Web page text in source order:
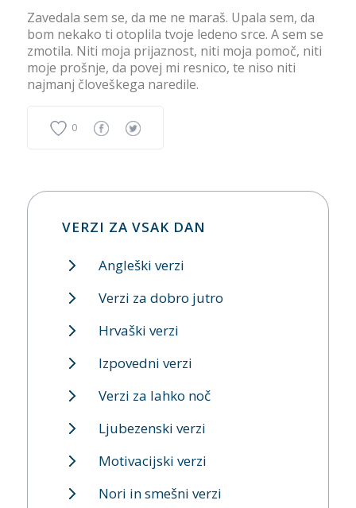
Zavedala sem se, da me ne maraš. Upala sem, da
bom nekako ti otoplila tvoje ledeno srce. A sem se
zmotila. Niti moja prijaznost, niti moja pomoč, niti
moje prošnje, da povej mi resnico, te niso niti
najmanj človeškega naredile.
0
VERZI ZA VSAK DAN
Angleški verzi
Verzi za dobro jutro
Hrvaški verzi
Izpovedni verzi
Verzi za lahko noč
Ljubezenski verzi
Motivacijski verzi
Nori in smešni verzi